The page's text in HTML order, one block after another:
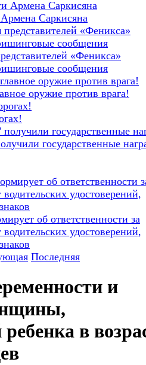
Саркисяна
«Феникса»
сообщения
оружие против врага!
государственные
об ответственности за
удостоверений,
Последняя
и
в